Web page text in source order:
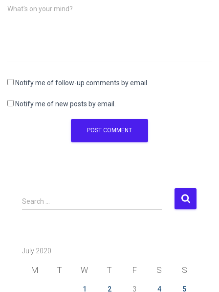
What's on your mind?
Notify me of follow-up comments by email.
Notify me of new posts by email.
S
e
h
Search …
July 2020
M T W T F S S
1 2 3 4 5